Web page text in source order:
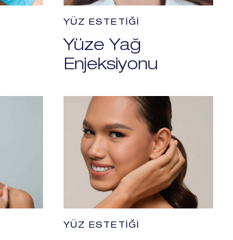
Yüze Yağ
Enjeksiyonu
YÜZ ESTETIĞI
YÜZ ESTETIĞI